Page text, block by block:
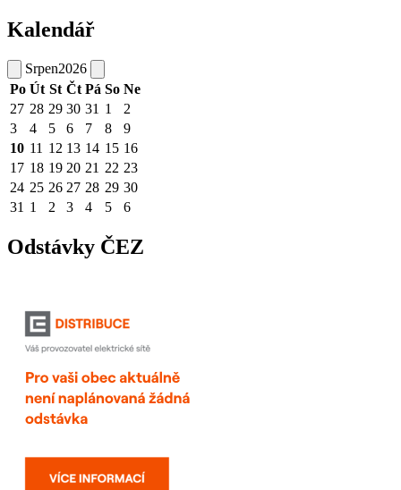
Kalendář
Srpen2026
Po Út St Čt Pá So Ne
27 28 29 30 31 1
2
3
4 5 6 7 8
9
10 11 12 13 14 15 16
17 18 19 20 21 22 23
24 25 26 27 28 29 30
31 1 2 3 4 5 6
Odstávky ČEZ